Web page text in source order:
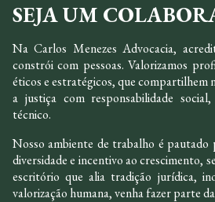
SEJA UM
Na Carlos Menezes Advocacia,
constrói com pessoas. Valorizamos
éticos e estratégicos, que compartilhem
a justiça com responsabilidade
técnico.
Nosso ambiente de trabalho é pautado
diversidade e incentivo ao crescimento,
escritório que alia tradição jurídica,
valorização humana, venha fazer parte